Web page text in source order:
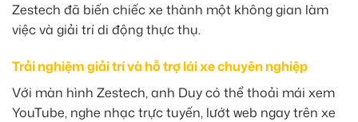
Zestech đã biến chiếc xe thành một không gian làm
việc và giải trí di động thực thụ.
Trải nghiệm giải trí và hỗ trợ lái xe chuyên nghiệp
Với màn hình Zestech, anh Duy có thể thoải mái xem
YouTube, nghe nhạc trực tuyến, lướt web ngay trên xe